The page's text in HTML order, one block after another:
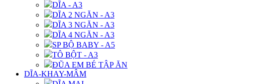
DĨA - A3
DĨA 2 NGĂN - A3
DĨA 3 NGĂN - A3
DĨA 4 NGĂN - A3
SP BỘ BABY - A5
TÔ BỘT - A3
ĐŨA EM BÉ TẬP ĂN
DĨA-KHAY-MÂM